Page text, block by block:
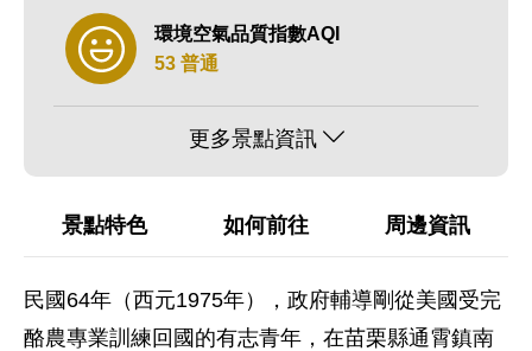
環境空氣品質指數AQI
53 普通
更多景點資訊
景點特色 如何前往 周邊資訊
民國64年（西元1975年），政府輔導剛從美國受完
酪農專業訓練回國的有志青年，在苗栗縣通霄鎮南